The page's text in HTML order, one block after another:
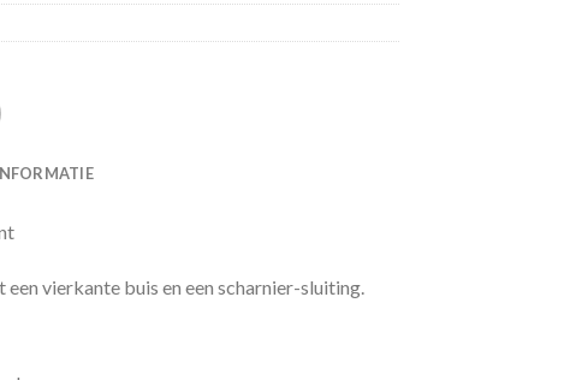
vierkante buis en een scharnier-sluiting.